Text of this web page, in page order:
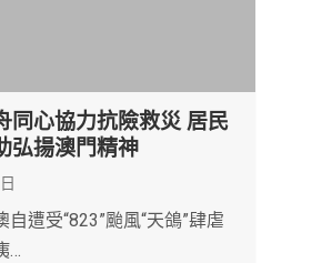
同心協力抗險救災 居民
弘揚澳門精神
自遭受“823”颱風“天鴿”肆虐
…